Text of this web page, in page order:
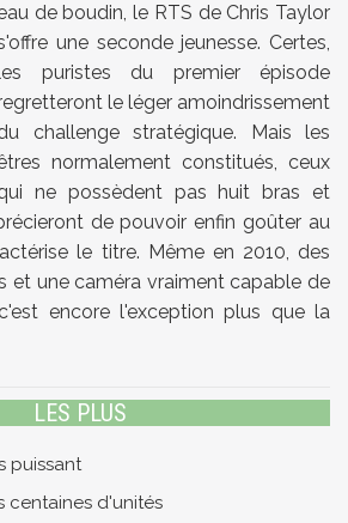
de boudin, le RTS de Chris Taylor
une seconde jeunesse. Certes,
puristes du premier épisode
le léger amoindrissement
challenge stratégique. Mais les
normalement constitués, ceux
ne possèdent pas huit bras et
de pouvoir enfin goûter au
le titre. Même en 2010, des
et une caméra vraiment capable de
encore l'exception plus que la
LES PLUS
puissant
centaines d'unités